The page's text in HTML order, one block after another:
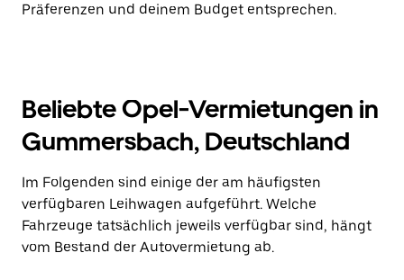
Präferenzen und deinem Budget entsprechen.
Beliebte Opel-Vermietungen in
Gummersbach, Deutschland
Im Folgenden sind einige der am häufigsten
verfügbaren Leihwagen aufgeführt. Welche
Fahrzeuge tatsächlich jeweils verfügbar sind, hängt
vom Bestand der Autovermietung ab.